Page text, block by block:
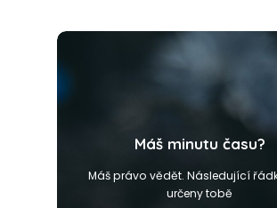
Máš minutu času?
Máš právo vědět. Následující
určeny tobě